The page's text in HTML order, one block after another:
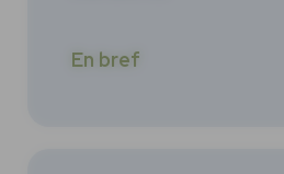
En bref